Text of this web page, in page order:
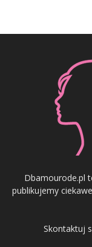
Dbamourode.pl
publikujemy
Skontaktuj